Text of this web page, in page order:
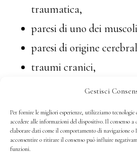
Gestisci
Per fornire le migliori esperienze, utilizziamo tecnologie
accedere alle informazioni del dispositivo. Il consenso a
elaborare dati come il comportamento di navigazione
acconsentire o ritirare il consenso può influire
funzioni.
traumatica,
paresi di uno dei
paresi di origine
traumi cranici,
malattie vascolari,
degenerative del
diabete